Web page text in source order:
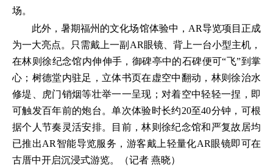
场。
此外，暑期福州的文化场馆体验中，AR导览项目正成
为一大亮点。只需戴上一副AR眼镜、背上一台小型主机，
在林则徐纪念馆内伸伸手，御碑亭中的石碑便可“飞”到掌
心；树德堂内驻足，立体书页在虚空中翻动，林则徐治水
修堤、虎门销烟等壮举一一呈现；对着空中轻轻一捏，即
可触发百年前的炮台。单次体验时长约20至40分钟，可根
据个人节奏灵活安排。目前，林则徐纪念馆和严复故居均
已推出AR智能导览服务，游客戴上轻量化AR眼镜即可在
古厝中开启沉浸式游览。（记者 燕晓）